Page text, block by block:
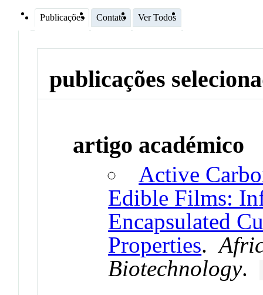
Publicações Contato Ver Todos
publicações
artigo académico
Active
Edible Films:
Encapsulated
Properties.
Biotechnology.